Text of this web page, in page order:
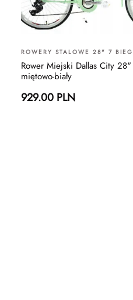
ROWERY STALOWE 28" 7
Rower Miejski Dallas City
miętowo-biały
929.00 PLN